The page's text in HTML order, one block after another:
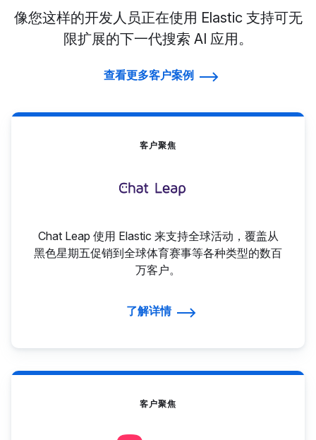
像您这样的开发人员正在使用 Elastic 支持可无
限扩展的下一代搜索 AI 应用。
查看更多客户案例
客户聚焦
Chat Leap 使用 Elastic 来支持全球活动，覆盖从
黑色星期五促销到全球体育赛事等各种类型的数百
万客户。
了解详情
客户聚焦